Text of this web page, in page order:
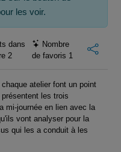
les voir.
dans
2
Nombre
de favoris 1
atelier font un point
les trois
mi-journée en lien avec la
vont analyser pour la
qui les a conduit à les